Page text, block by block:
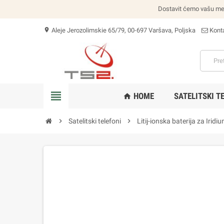
Dostavit ćemo vašu
location_on Aleje Jerozolimskie 65/79, 00-697 Varšava, Poljska
view_headline home HOME SATELITSKI
chevron_right Satelitski telefoni chevron_right Litij-ionska baterija za